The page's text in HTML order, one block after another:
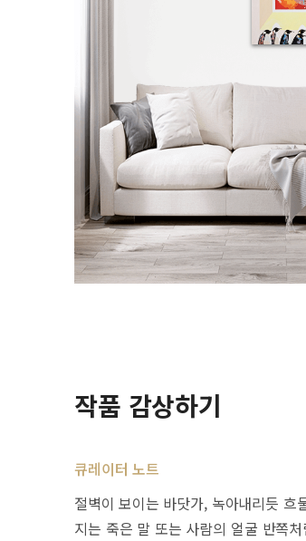
작품 감상하기
큐레이터 노트
절벽이 보이는 바닷가, 녹아내리듯
지는 죽은 말 또는 사람의 얼굴 반쪽